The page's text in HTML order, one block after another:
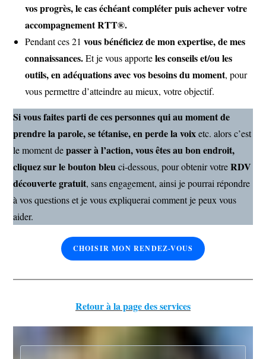
vos progrès, le cas échéant compléter puis achever votre
accompagnement RTT®.
Pendant ces 21vous bénéficiez de mon expertise, de mes
connaissances.Et je vous apporteles conseils et/ou les
outils, en adéquations avec vos besoins du moment, pour
vous permettre d’atteindre au mieux, votre objectif.
Si vous faites parti de ces personnesqui au moment de
prendre la parole, se tétanise, en perde la voixetc. alors c’est
le moment depasser à l’action, vous êtes au bon endroit,
cliquez sur le bouton bleuci-dessous, pour obtenir votreRDV
découverte gratuit, sans engagement, ainsi je pourrai répondre
à vos questions et je vous expliquerai comment je peux vous
aider.
CHOISIR MON RENDEZ-VOUS
Retour à la page des services